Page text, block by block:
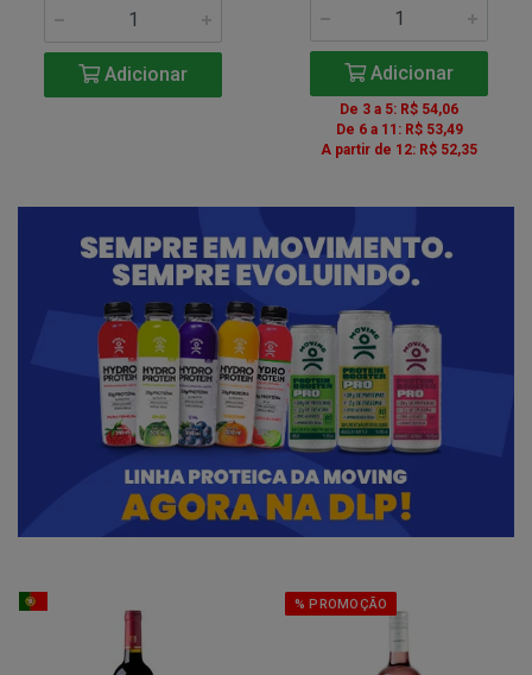
Adicionar Adicionar
De 3 a 5: R$ 54,06
De 6 a 11: R$ 53,49
A partir de 12: R$ 52,35
% PROMOÇÃO